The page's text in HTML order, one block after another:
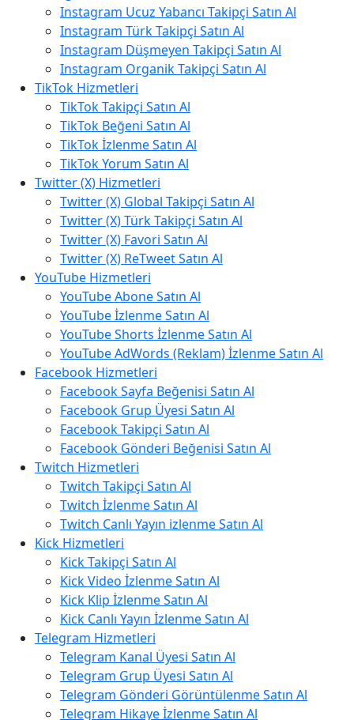
Instagram Ucuz Yabancı Takipçi Satın Al
Instagram Türk Takipçi Satın Al
Instagram Düşmeyen Takipçi Satın Al
Instagram Organik Takipçi Satın Al
TikTok Hizmetleri
TikTok Takipçi Satın Al
TikTok Beğeni Satın Al
TikTok İzlenme Satın Al
TikTok Yorum Satın Al
Twitter (X) Hizmetleri
Twitter (X) Global Takipçi Satın Al
Twitter (X) Türk Takipçi Satın Al
Twitter (X) Favori Satın Al
Twitter (X) ReTweet Satın Al
YouTube Hizmetleri
YouTube Abone Satın Al
YouTube İzlenme Satın Al
YouTube Shorts İzlenme Satın Al
YouTube AdWords (Reklam) İzlenme Satın Al
Facebook Hizmetleri
Facebook Sayfa Beğenisi Satın Al
Facebook Grup Üyesi Satın Al
Facebook Takipçi Satın Al
Facebook Gönderi Beğenisi Satın Al
Twitch Hizmetleri
Twitch Takipçi Satın Al
Twitch İzlenme Satın Al
Twitch Canlı Yayın izlenme Satın Al
Kick Hizmetleri
Kick Takipçi Satın Al
Kick Video İzlenme Satın Al
Kick Klip İzlenme Satın Al
Kick Canlı Yayın İzlenme Satın Al
Telegram Hizmetleri
Telegram Kanal Üyesi Satın Al
Telegram Grup Üyesi Satın Al
Telegram Gönderi Görüntülenme Satın Al
Telegram Hikaye İzlenme Satın Al